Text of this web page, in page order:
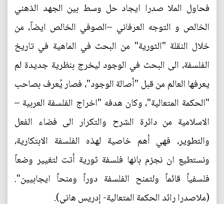
فحاول الملا صدرا ايجاد حل وسط بين الجهد الذهني
الخالص و التوجه العرفاني –الصوفي الخالص ايضاً، من
خلال النقلة "الثورية" من البحث في الماهية في تاريخ
الفلسفة، الى البحث في الوجود ليخرج بنظرية جديدة لم
يعرفها العالم من قبل "أصالة الوجود"، فصار يُعرف بصاحب
"الحكمة المتعالية"، وكان هدفه "اخراج الفلسفة العربية –
الاسلامية من دائرة الشرح والتكرار الى فضاء الفعل
والتطوير، فهي أهم خاصية لهذه الفلسفة الابتكارية،
ونستطيع ان نجزم بانها فلسفة ثورية أتت لتغيير وضعاً
فلسفياً قائماً ولتمنح الفلسفة دوراً ومنحاً ايجابيين".
(ملاصدرا رائد الحكمة المتعالية- إدريس هاني).